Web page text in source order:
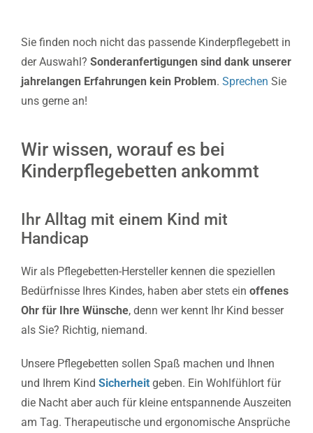
Sie finden noch nicht das passende Kinderpflegebett in
der Auswahl? Sonderanfertigungen sind dank unserer
jahrelangen Erfahrungen kein Problem. Sprechen Sie
uns gerne an!
Wir wissen, worauf es bei
Kinderpflegebetten ankommt
Ihr Alltag mit einem Kind mit
Handicap
Wir als Pflegebetten-Hersteller kennen die speziellen
Bedürfnisse Ihres Kindes, haben aber stets ein offenes
Ohr für Ihre Wünsche, denn wer kennt Ihr Kind besser
als Sie? Richtig, niemand.
Unsere Pflegebetten sollen Spaß machen und Ihnen
und Ihrem Kind Sicherheit geben. Ein Wohlfühlort für
die Nacht aber auch für kleine entspannende Auszeiten
am Tag. Therapeutische und ergonomische Ansprüche